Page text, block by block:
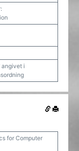
angivet i
for Computer